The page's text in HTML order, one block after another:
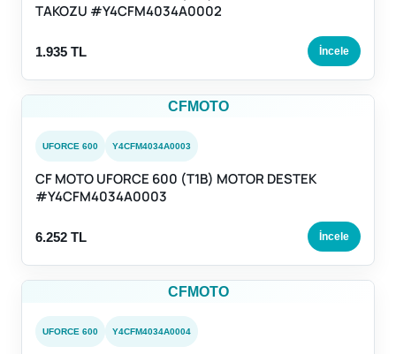
TAKOZU #Y4CFM4034A0002
1.935 TL İncele
CFMOTO
UFORCE 600 Y4CFM4034A0003
CF MOTO UFORCE 600 (T1B) MOTOR DESTEK
#Y4CFM4034A0003
6.252 TL İncele
CFMOTO
UFORCE 600 Y4CFM4034A0004